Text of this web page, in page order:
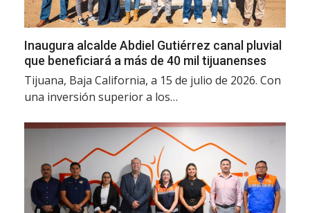
Inaugura alcalde Abdiel Gutiérrez canal pluvial
que beneficiará a más de 40 mil tijuanenses
Tijuana, Baja California, a 15 de julio de 2026. Con
una inversión superior a los…